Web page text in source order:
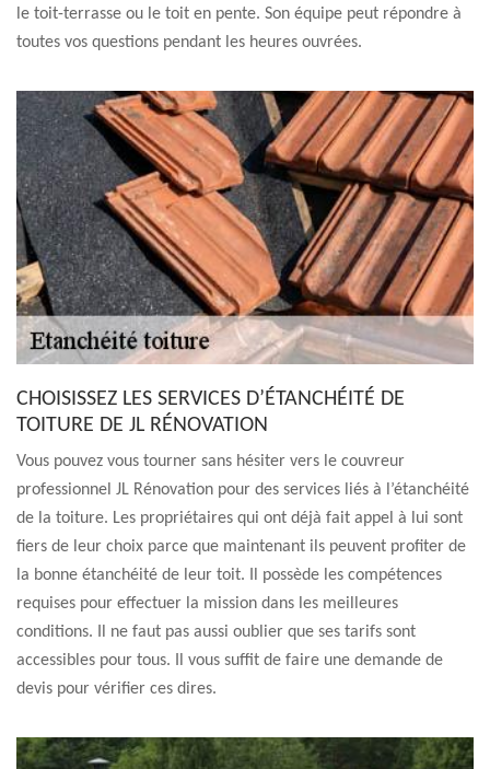
le toit-terrasse ou le toit en pente. Son équipe peut répondre à
toutes vos questions pendant les heures ouvrées.
CHOISISSEZ LES SERVICES D’ÉTANCHÉITÉ DE
TOITURE DE JL RÉNOVATION
Vous pouvez vous tourner sans hésiter vers le couvreur
professionnel JL Rénovation pour des services liés à l’étanchéité
de la toiture. Les propriétaires qui ont déjà fait appel à lui sont
fiers de leur choix parce que maintenant ils peuvent profiter de
la bonne étanchéité de leur toit. Il possède les compétences
requises pour effectuer la mission dans les meilleures
conditions. Il ne faut pas aussi oublier que ses tarifs sont
accessibles pour tous. Il vous suffit de faire une demande de
devis pour vérifier ces dires.